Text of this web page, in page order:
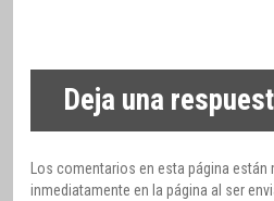
Deja una
Los comentarios en esta página están
inmediatamente en la página al ser